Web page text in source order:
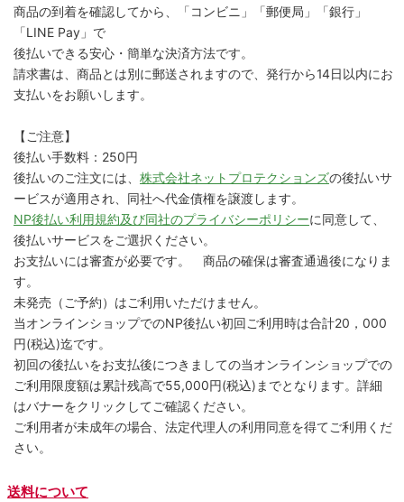
商品の到着を確認してから、「コンビニ」「郵便局」「銀行」
「LINE Pay」で
後払いできる安心・簡単な決済方法です。
請求書は、商品とは別に郵送されますので、発行から14日以内にお
支払いをお願いします。
【ご注意】
後払い手数料：250円
後払いのご注文には、 株式会社ネットプロテクションズの後払いサ
ービスが適用され、同社へ代金債権を譲渡します。
NP後払い利用規約及び同社のプライバシーポリシーに同意して、
後払いサービスをご選択ください。
お支払いには審査が必要です。 商品の確保は審査通過後になりま
す。
未発売（ご予約）はご利用いただけません。
当オンラインショップでのNP後払い初回ご利用時は合計20，000
円(税込)迄です。
初回の後払いをお支払後につきましての当オンラインショップでの
ご利用限度額は累計残高で55,000円(税込)までとなります。詳細
はバナーをクリックしてご確認ください。
ご利用者が未成年の場合、法定代理人の利用同意を得てご利用くだ
さい。
送料について